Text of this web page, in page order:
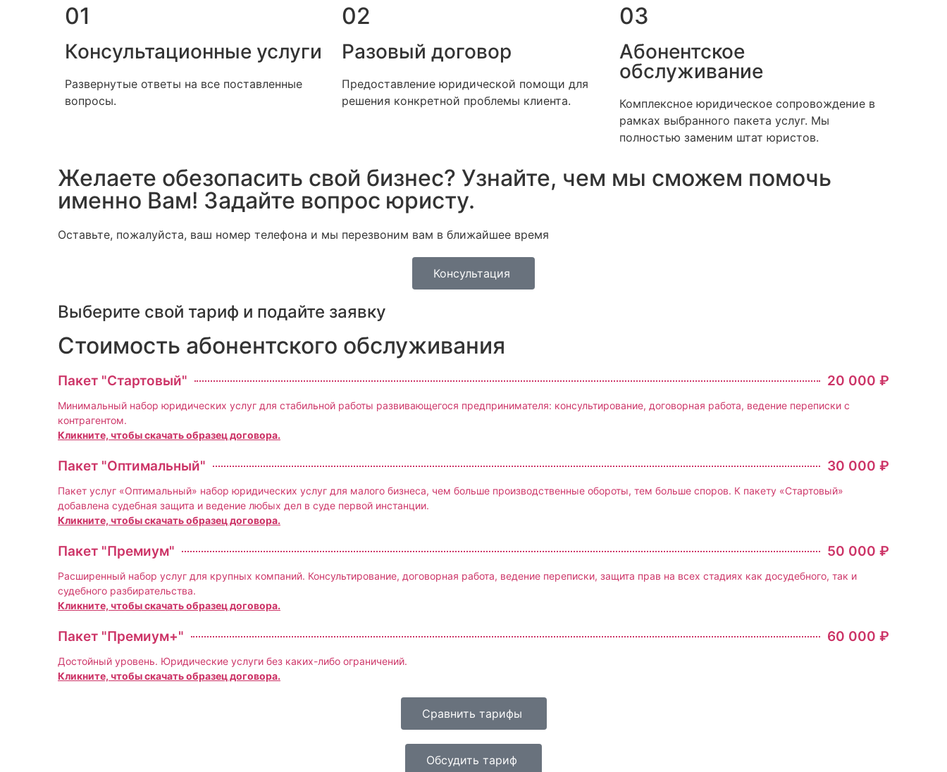
01
Консультационные услуги
Развернутые ответы на все поставленные
вопросы.
02
Разовый договор
Предоставление юридической помощи для
решения конкретной проблемы клиента.
03
Абонентское
обслуживание
Комплексное юридическое сопровождение в
рамках выбранного пакета услуг. Мы
полностью заменим штат юристов.
Желаете обезопасить свой бизнес? Узнайте, чем мы сможем помочь
именно Вам! Задайте вопрос юристу.
Оставьте, пожалуйста, ваш номер телефона и мы перезвоним вам в ближайшее время
Консультация
Выберите свой тариф и подайте заявку
Стоимость абонентского обслуживания
Пакет "Стартовый" 20 000 ₽
Минимальный набор юридических услуг для стабильной работы развивающегося предпринимателя: консультирование, договорная работа, ведение переписки с
контрагентом.
Кликните, чтобы скачать образец договора.
Пакет "Оптимальный" 30 000 ₽
Пакет услуг «Оптимальный» набор юридических услуг для малого бизнеса, чем больше производственные обороты, тем больше споров. К пакету «Стартовый»
добавлена судебная защита и ведение любых дел в суде первой инстанции.
Кликните, чтобы скачать образец договора.
Пакет "Премиум" 50 000 ₽
Расширенный набор услуг для крупных компаний. Консультирование, договорная работа, ведение переписки, защита прав на всех стадиях как досудебного, так и
судебного разбирательства.
Кликните, чтобы скачать образец договора.
Пакет "Премиум+" 60 000 ₽
Достойный уровень. Юридические услуги без каких-либо ограничений.
Кликните, чтобы скачать образец договора.
Сравнить тарифы
Обсудить тариф